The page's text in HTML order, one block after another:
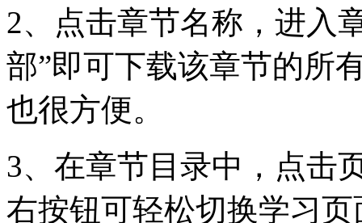
2、点击章节名称，进入
部”即可下载该章节的所
也很方便。
3、在章节目录中，点击
右按钮可轻松切换学习